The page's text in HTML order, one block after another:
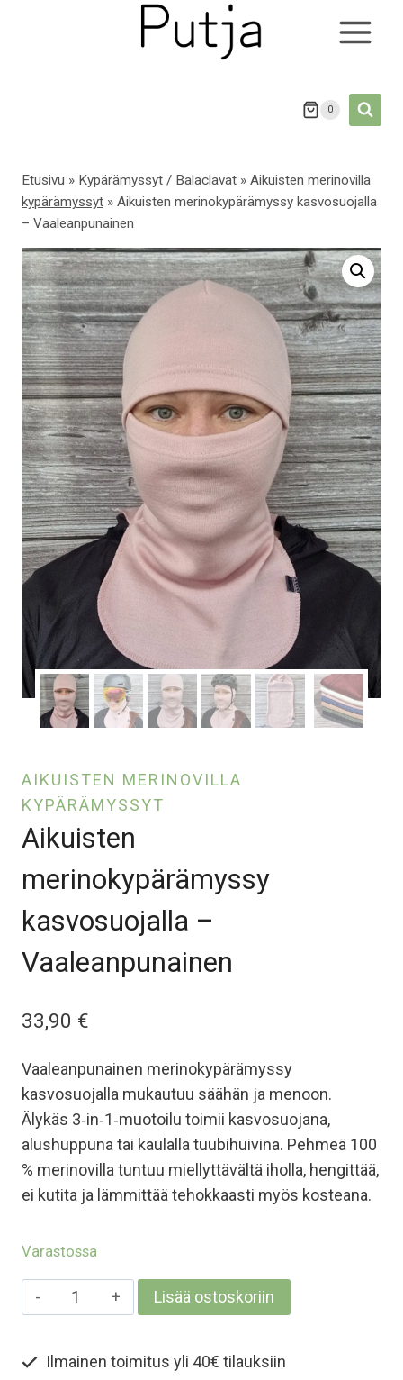
0
Etusivu » Kypärämyssyt / Balaclavat » Aikuisten merinovilla
kypärämyssyt » Aikuisten merinokypärämyssy kasvosuojalla
– Vaaleanpunainen
AIKUISTEN MERINOVILLA
KYPÄRÄMYSSYT
Aikuisten
merinokypärämyssy
kasvosuojalla –
Vaaleanpunainen
33,90 €
Vaaleanpunainen merinokypärämyssy
kasvosuojalla mukautuu säähän ja menoon.
Älykäs 3‑in‑1‑muotoilu toimii kasvosuojana,
alushuppuna tai kaulalla tuubihuivina. Pehmeä 100
% merinovilla tuntuu miellyttävältä iholla, hengittää,
ei kutita ja lämmittää tehokkaasti myös kosteana.
Varastossa
Aikuisten
merinokypärämyssy
-
Lisää ostoskoriin
Ilmainen toimitus yli 40€ tilauksiin